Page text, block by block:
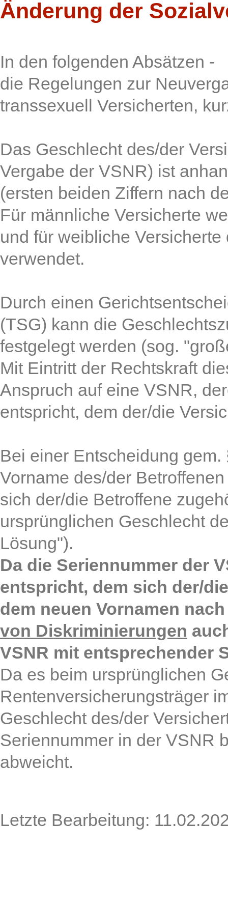
Änderung der
In den folgenden Absätzen -
die Regelungen zur
transsexuell Versicherten,
Das Geschlecht des/der
Vergabe der VSNR) ist
(ersten beiden Ziffern nach
Für männliche Versicherte
und für weibliche
verwendet.
Durch einen
(TSG) kann die
festgelegt werden (sog.
Mit Eintritt der Rechtskraft
Anspruch auf eine VSNR,
entspricht, dem der/die
Bei einer Entscheidung
Vorname des/der
sich der/die Betroffene
ursprünglichen Geschlecht
Lösung").
Da die Seriennummer der
entspricht, dem sich der/
dem neuen Vornamen
von Diskriminierungen
VSNR mit entsprechender
Da es beim ursprünglichen
Rentenversicherungsträger
Geschlecht des/der
Seriennummer in der VSNR
abweicht.
Letzte Bearbeitung: